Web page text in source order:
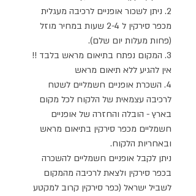
2. ניתן לשכור אופניים לרכיבה מעגלית
מכפר סירקין ל 2-4 שעות במחיר מוזל
(פחות מעלות יום שלם).
3. המקום נפתח בתיאום מראש בלבד !!
אין להגיע ללא תיאום מראש
4. השכרת אופניים חשמליים לשטח
לרכיבה עצמאית של הלקוח לכל מקום
בארץ - הובלה והחזרה של אופניים
חשמליים מכפר סירקין בתיאום מראש
ובאחריות הלקוח.
ניתן לקבל אופניים חשמליים להשכרה
בכפר סירקין ולצאת לרכיבה מהמקום
לשביל ישראל (כפר סירקין קרוב למקטע